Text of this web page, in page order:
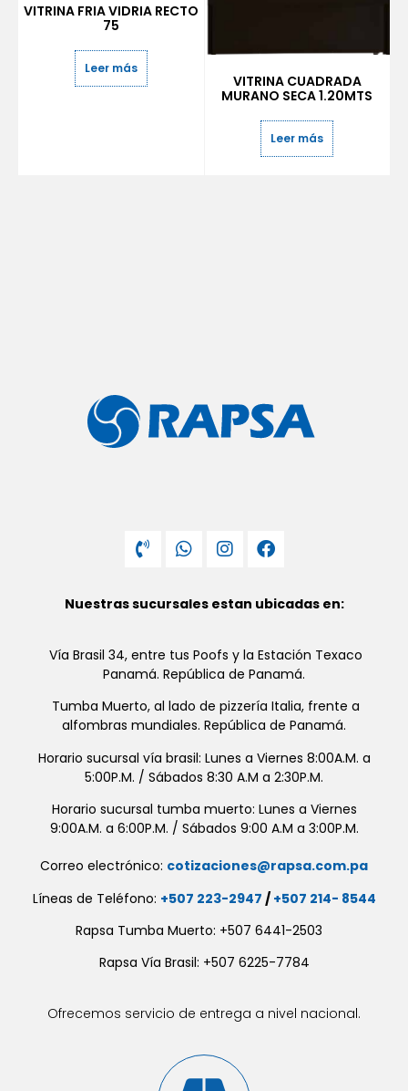
VITRINA FRIA VIDRIA RECTO
75
Leer más
VITRINA CUADRADA
MURANO SECA 1.20MTS
Leer más
Nuestras sucursales estan ubicadas en:
Vía Brasil 34, entre tus Poofs y la Estación Texaco
Panamá. República de Panamá.
Tumba Muerto, al lado de pizzería Italia, frente a
alfombras mundiales. República de Panamá.
Horario sucursal vía brasil: Lunes a Viernes 8:00A.M. a
5:00P.M. / Sábados 8:30 A.M a 2:30P.M.
Horario sucursal tumba muerto: Lunes a Viernes
9:00A.M. a 6:00P.M. / Sábados 9:00 A.M a 3:00P.M.
Correo electrónico: cotizaciones@rapsa.com.pa
Líneas de Teléfono: +507 223-2947 / +507 214- 8544
Rapsa Tumba Muerto: +507 6441-2503
Rapsa Vía Brasil: +507 6225-7784
Ofrecemos servicio de entrega a nivel nacional.